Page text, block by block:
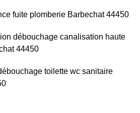
fuite plomberie Barbechat 44450
débouchage canalisation haute
44450
toilette wc sanitaire